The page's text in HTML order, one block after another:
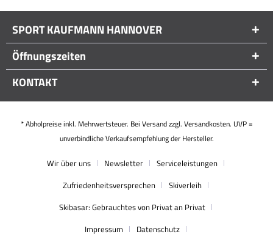
SPORT KAUFMANN HANNOVER
Öffnungszeiten
KONTAKT
* Abholpreise inkl. Mehrwertsteuer. Bei Versand zzgl. Versandkosten. UVP =
unverbindliche Verkaufsempfehlung der Hersteller.
Wir über uns Newsletter
Serviceleistungen
Zufriedenheitsversprechen
Skiverleih
Skibasar: Gebrauchtes von Privat an Privat
Impressum
Datenschutz